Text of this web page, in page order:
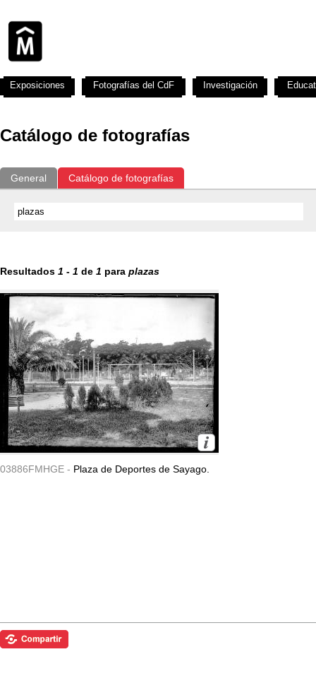
Catálogo de fotografías
General Catálogo de fotografías
Resultados 1 - 1 de 1 para plazas
03886FMHGE - Plaza de Deportes de Sayago.
Exposiciones Fotografías del CdF Investigación